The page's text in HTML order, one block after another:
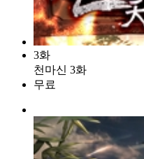
3화
천마신 3화
무료